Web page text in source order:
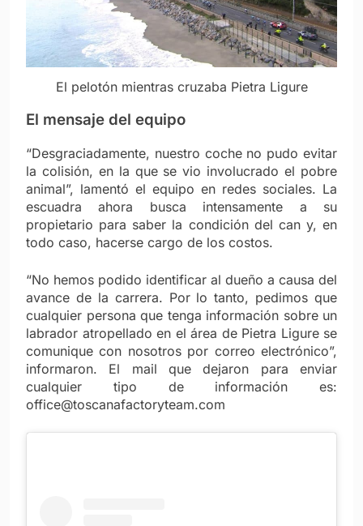
El pelotón mientras cruzaba Pietra Ligure
El mensaje del equipo
“Desgraciadamente, nuestro coche no pudo evitar
la colisión, en la que se vio involucrado el pobre
animal”, lamentó el equipo en redes sociales. La
escuadra ahora busca intensamente a su
propietario para saber la condición del can y, en
todo caso, hacerse cargo de los costos.
“No hemos podido identificar al dueño a causa del
avance de la carrera. Por lo tanto, pedimos que
cualquier persona que tenga información sobre un
labrador atropellado en el área de Pietra Ligure se
comunique con nosotros por correo electrónico”,
informaron. El mail que dejaron para enviar
cualquier tipo de información es:
office@toscanafactoryteam.com